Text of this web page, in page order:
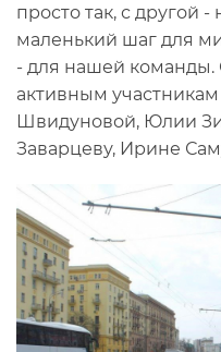
просто так, с другой
маленький шаг для
- для нашей команды.
активным
Швидуновой, Юлии
Заварцеву, Ирине